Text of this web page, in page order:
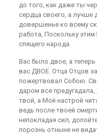
до того, как даже ты
сердца своего, а лучше
довершенье ко всему
работа, Поскольку
спящего народа.
Вас было двое, а
вас ДВОЕ. Отца Отцов
пожертвовал Собою.
даром все
твой, а Мой настрой
ведь после твоей
непокладая сил,
порознь отныне не